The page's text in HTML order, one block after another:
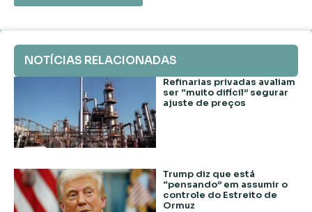
NOTÍCIAS RELACIONADAS
Refinarias privadas avaliam
ser “muito difícil” segurar
ajuste de preços
Trump diz que está
“pensando” em assumir o
controle do Estreito de
Ormuz